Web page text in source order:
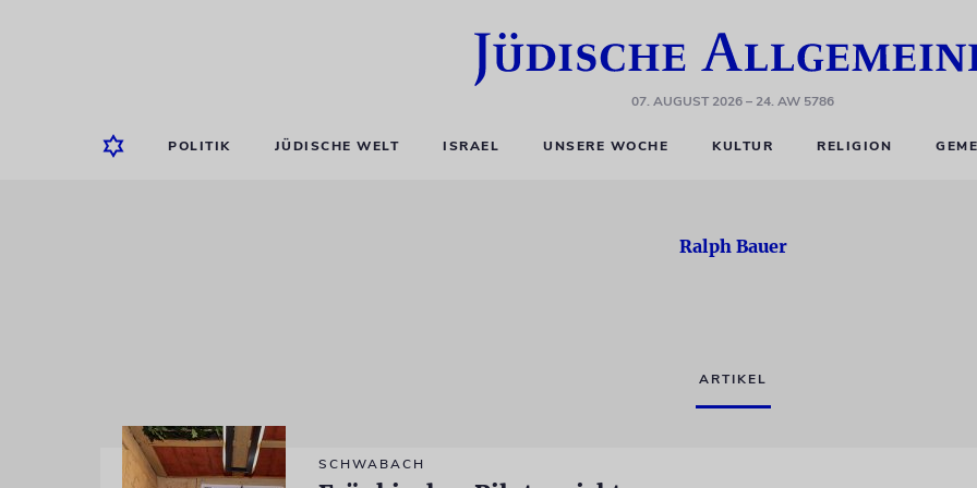
07. AUGUST 2026– 24. AW 5786
POLITIK JÜDISCHE WELT ISRAEL UNSERE WOCHE KULTUR RELIGION
Ralph Bauer
ARTIKEL
SCHWABACH